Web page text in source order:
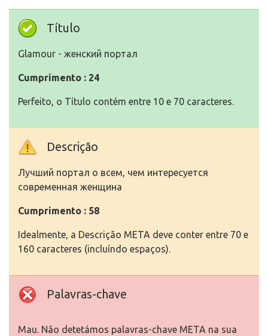
Título
Glamour - женский портал
Cumprimento : 24
Perfeito, o Título contém entre 10 e 70 caracteres.
Descrição
Лучший портал о всем, чем интересуется
современная женщина
Cumprimento : 58
Idealmente, a Descrição META deve conter entre 70 e
160 caracteres (incluíndo espaços).
Palavras-chave
Mau. Não detetámos palavras-chave META na sua